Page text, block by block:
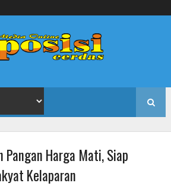
Pangan Harga Mati, Siap
Kelaparan